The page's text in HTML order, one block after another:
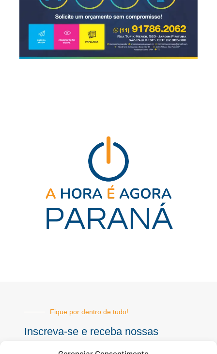
Fique por dentro de tudo!
Inscreva-se e receba nossas